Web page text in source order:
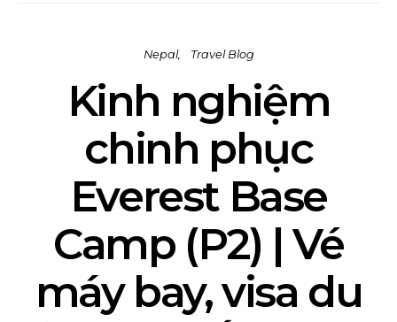
Nepal Travel Blog
Kinh nghiệm
chinh phục
Everest Base
Camp (P2) | Vé
máy bay, visa du